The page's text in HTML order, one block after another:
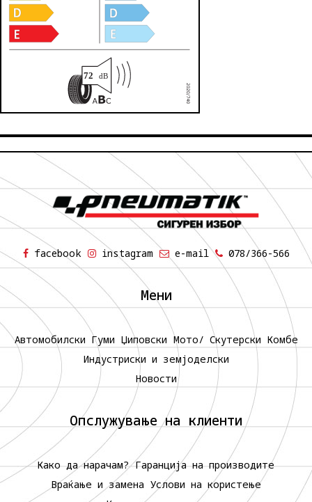
facebook instagram e-mail 078/366-566
Мени
Автомобилски Гуми Џиповски Мото/ Скутерски Комбе
Индустриски и земјоделски
Новости
Опслужување на клиенти
Како да нарачам? Гаранција на производите
Враќање и замена Услови на користење